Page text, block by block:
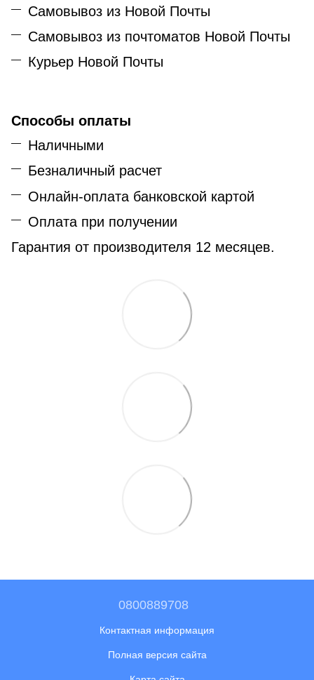
Самовывоз из Новой Почты
Самовывоз из почтоматов Новой Почты
Курьер Новой Почты
Способы оплаты
Наличными
Безналичный расчет
Онлайн-оплата банковской картой
Оплата при получении
Гарантия от производителя 12 месяцев.
0800889708
Контактная информация
Полная версия сайта